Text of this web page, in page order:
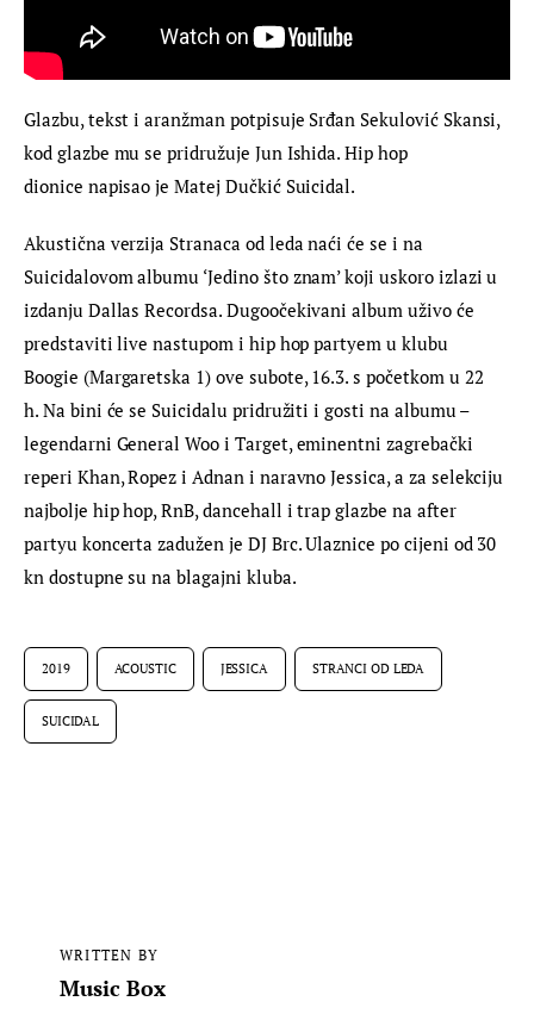
Glazbu, tekst i aranžman potpisuje Srđan Sekulović Skansi,
kod glazbe mu se pridružuje Jun Ishida. Hip hop
dionice napisao je Matej Dučkić Suicidal.
Akustična verzija Stranaca od leda naći će se i na
Suicidalovom albumu ‘Jedino što znam’ koji uskoro izlazi u
izdanju Dallas Recordsa. Dugoočekivani album uživo će
predstaviti live nastupom i hip hop partyem u klubu
Boogie (Margaretska 1) ove subote, 16.3. s početkom u 22
h. Na bini će se Suicidalu pridružiti i gosti na albumu –
legendarni General Woo i Target, eminentni zagrebački
reperi Khan, Ropez i Adnan i naravno Jessica, a za selekciju
najbolje hip hop, RnB, dancehall i trap glazbe na after
partyu koncerta zadužen je DJ Brc. Ulaznice po cijeni od 30
kn dostupne su na blagajni kluba.
2019 ACOUSTIC JESSICA STRANCI OD LEDA
SUICIDAL
WRITTEN BY
Music Box